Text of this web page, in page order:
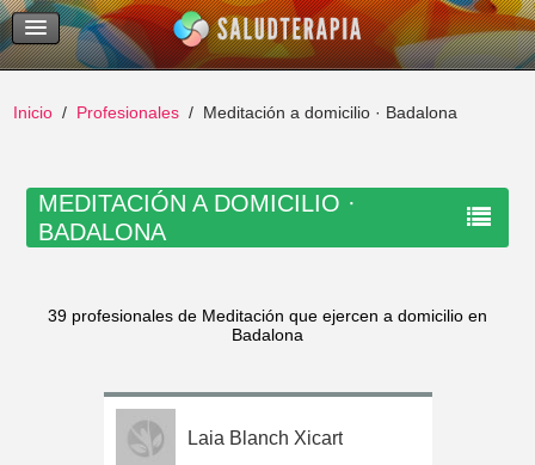
Temas Recientes
Buscar
Inicio Profesionales Meditación a domicilio · Badalona
MEDITACIÓN A DOMICILIO ·
BADALONA
39 profesionales de Meditación que ejercen a domicilio en
Badalona
Laia Blanch Xicart